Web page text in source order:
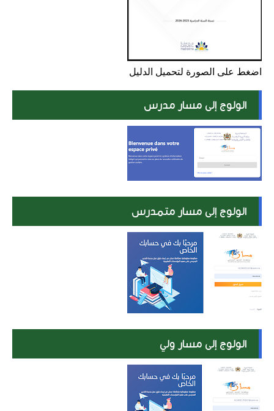
اضغط على الصورة لتحميل الدليل
الولوج إلى مسار مدرس
الولوج إلى مسار متمدرس
الولوج إلى مسار ولي